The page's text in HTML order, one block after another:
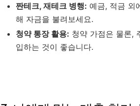
짠테크, 재테크 병행: 예금, 적금 외
해 자금을 불려보세요.
청약 통장 활용: 청약 가점은 물론,
입하는 것이 좋습니다.